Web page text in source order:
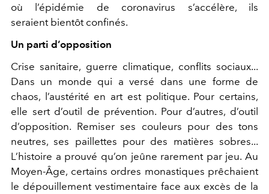
où l’épidémie de coronavirus s’accélère, ils
seraient bientôt confinés.
Un parti d’opposition
Crise sanitaire, guerre climatique, conflits sociaux...
Dans un monde qui a versé dans une forme de
chaos, l’austérité en art est politique. Pour certains,
elle sert d’outil de prévention. Pour d’autres, d’outil
d’opposition. Remiser ses couleurs pour des tons
neutres, ses paillettes pour des matières sobres...
L’histoire a prouvé qu’on jeûne rarement par jeu. Au
Moyen-Âge, certains ordres monastiques prêchaient
le dépouillement vestimentaire face aux excès de la